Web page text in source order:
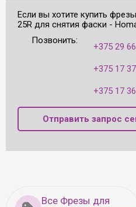
Если вы хотите купить
25R для снятия фаски -
Позвонить:
+375 29
+375 17
+375 17
Отправить запрос
Все Фрезы для